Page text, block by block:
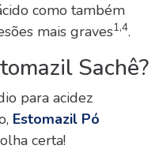
como também
mais graves1,4.
Sachê?
para acidez
Estomazil Pó
certa!